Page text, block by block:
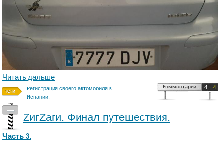
Читать дальше
Регистрация своего автомобиля в
Испании.
4 +4
Комментарии
—
ZигZаги. Финал путешествия.
Часть 3.